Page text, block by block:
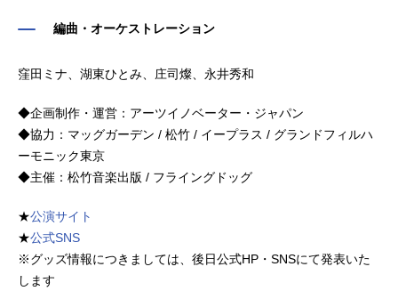
編曲・オーケストレーション
窪田ミナ、湖東ひとみ、庄司燦、永井秀和
◆企画制作・運営：アーツイノベーター・ジャパン
◆協力：マッグガーデン / 松竹 / イープラス / グランドフィルハ
ーモニック東京
◆主催：松竹音楽出版 / フライングドッグ
★公演サイト
★公式SNS
※グッズ情報につきましては、後日公式HP・SNSにて発表いた
します